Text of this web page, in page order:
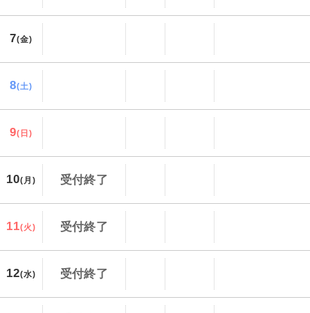
7(金)
8(土)
9(日)
10(月) 受付終了
11(火) 受付終了
12(水) 受付終了